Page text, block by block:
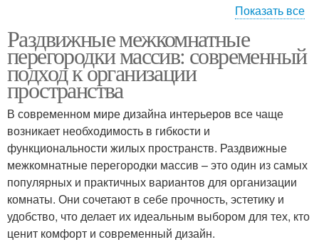
насадки
Показать все
Раздвижные межкомнатные
перегородки массив: современный
подход к организации
пространства
В современном мире дизайна интерьеров все чаще
возникает необходимость в гибкости и
функциональности жилых пространств. Раздвижные
межкомнатные перегородки массив – это один из самых
популярных и практичных вариантов для организации
комнаты. Они сочетают в себе прочность, эстетику и
удобство, что делает их идеальным выбором для тех, кто
ценит комфорт и современный дизайн.